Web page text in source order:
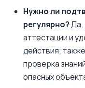
Нужно ли
регулярно?Да.
аттестации и
действия;
проверка
опасных